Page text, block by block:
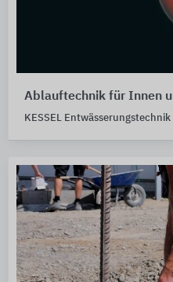
Ablauftechnik für Innen
KESSEL Entwässerungstechnik